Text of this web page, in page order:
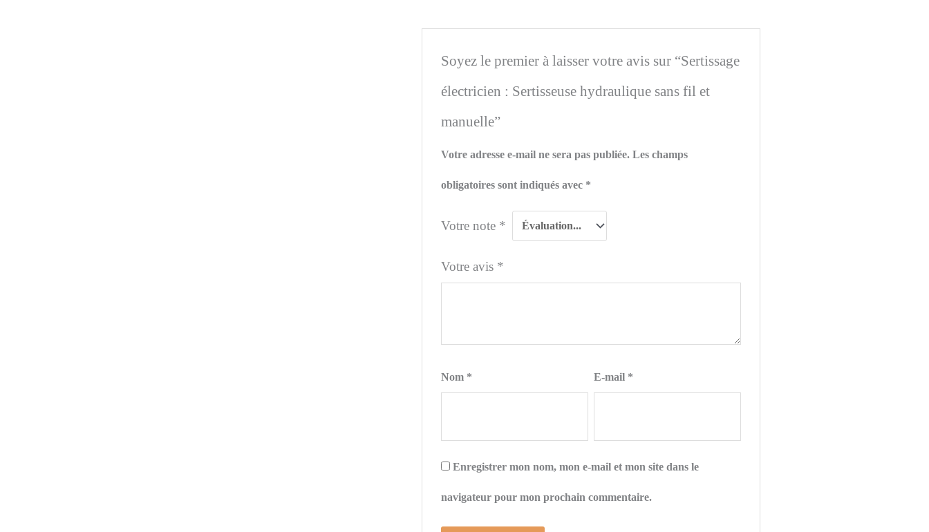
Soyez le premier à laisser votre avis sur “Sertissage
électricien : Sertisseuse hydraulique sans fil et
manuelle”
Votre adresse e-mail ne sera pas publiée. Les champs
obligatoires sont indiqués avec *
Votre note *
Votre avis *
Nom * E-mail *
Enregistrer mon nom, mon e-mail et mon site dans le
navigateur pour mon prochain commentaire.